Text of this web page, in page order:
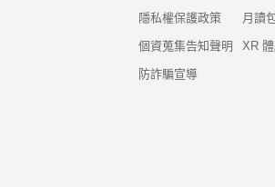
隱私權保護政策
個資蒐集告知聲明
防詐騙宣導
月讀
XR